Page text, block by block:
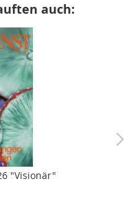
auch:
"Visionär"